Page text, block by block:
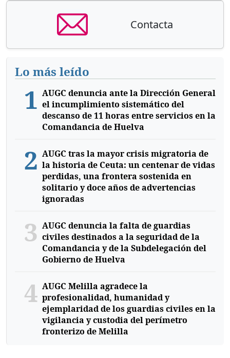
Contacta
Lo más leído
1 AUGC denuncia ante la Dirección General
el incumplimiento sistemático del
descanso de 11 horas entre servicios en la
Comandancia de Huelva
2 AUGC tras la mayor crisis migratoria de
la historia de Ceuta: un centenar de vidas
perdidas, una frontera sostenida en
solitario y doce años de advertencias
ignoradas
3 AUGC denuncia la falta de guardias
civiles destinados a la seguridad de la
Comandancia y de la Subdelegación del
Gobierno de Huelva
4 AUGC Melilla agradece la
profesionalidad, humanidad y
ejemplaridad de los guardias civiles en la
vigilancia y custodia del perímetro
fronterizo de Melilla